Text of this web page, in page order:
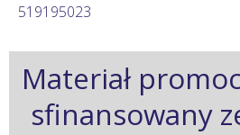
519195023
Materiał
sfinansowany